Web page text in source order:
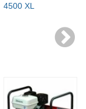
4500 XL